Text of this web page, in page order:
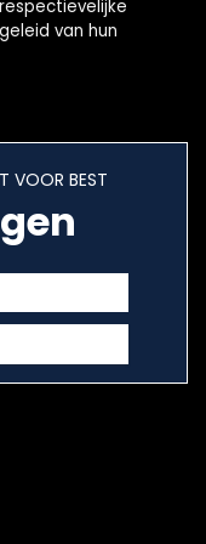
van hun
VOOR BEST